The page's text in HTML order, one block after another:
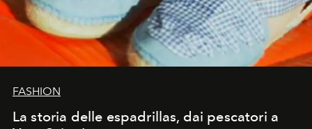
FASHION
La storia delle espadrillas, dai pescatori a